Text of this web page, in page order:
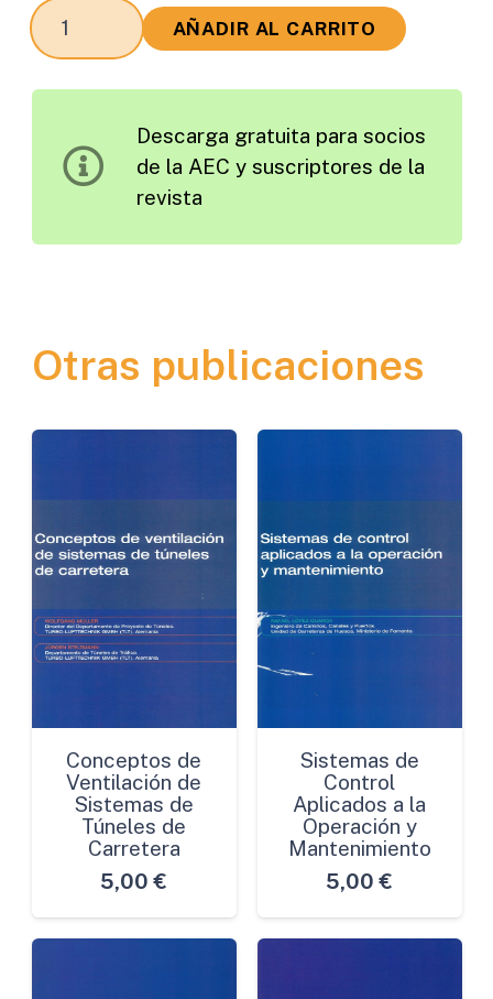
Últimas
Actuaciones
Rodadura
AÑADIR AL CARRITO
Descarga gratuita para socios
de la AEC y suscriptores de la
revista
Otras publicaciones
Conceptos de
Ventilación de
Sistemas de
Túneles de
Carretera
5,00 €
Sistemas de
Control
Aplicados a la
Operación y
Mantenimiento
5,00 €